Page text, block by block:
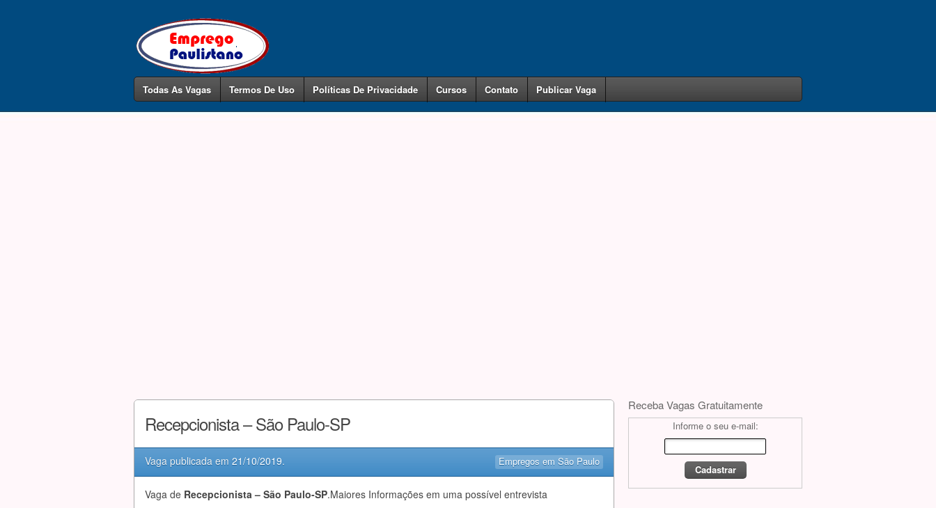
Todas As Vagas Termos De Uso Políticas De Privacidade Cursos Contato Publicar Vaga
Recepcionista – São Paulo-SP
Empregos em São Paulo
Vaga publicada em 21/10/2019.
Vaga de Recepcionista – São Paulo-SP.Maiores Informações em uma possível entrevista
Receba Vagas Gratuitamente
Informe o seu e-mail: